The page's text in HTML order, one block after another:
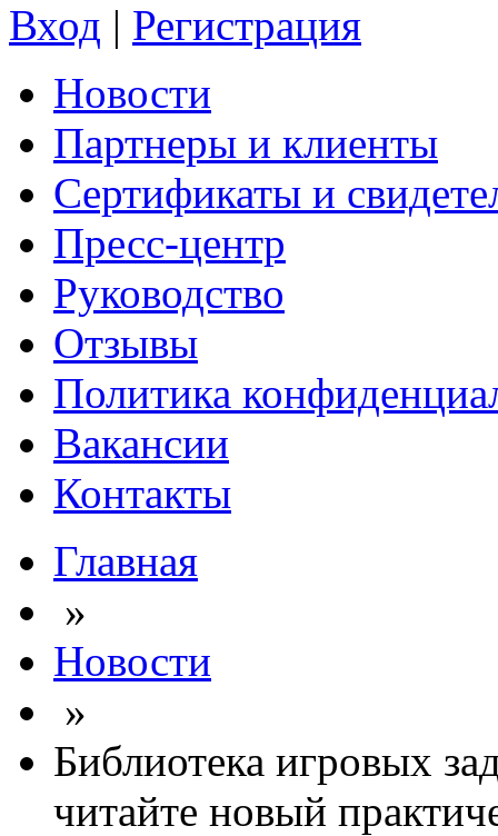
Вход | Регистрация
Новости
Партнеры и клиенты
Сертификаты и
Пресс-центр
Руководство
Отзывы
Политика
Вакансии
Контакты
Главная
»
Новости
»
Библиотека игровых
читайте новый